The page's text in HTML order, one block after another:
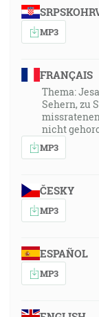
MP3
FRANÇAIS
Thema:
Sehern, zu
nicht
MP3
ČESKY
MP3
ESPAÑOL
MP3